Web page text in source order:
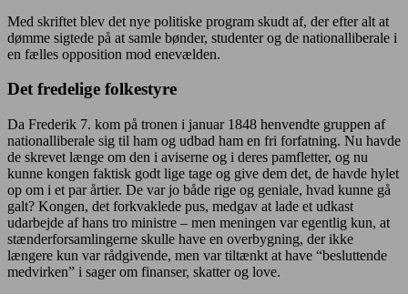
Med skriftet blev det nye politiske program skudt af, der efter alt at
dømme sigtede på at samle bønder, studenter og de nationalliberale i
en fælles opposition mod enevælden.
Det fredelige folkestyre
Da Frederik 7. kom på tronen i januar 1848 henvendte gruppen af
nationalliberale sig til ham og udbad ham en fri forfatning. Nu havde
de skrevet længe om den i aviserne og i deres pamfletter, og nu
kunne kongen faktisk godt lige tage og give dem det, de havde hylet
op om i et par årtier. De var jo både rige og geniale, hvad kunne gå
galt? Kongen, det forkvaklede pus, medgav at lade et udkast
udarbejde af hans tro ministre – men meningen var egentlig kun, at
stænderforsamlingerne skulle have en overbygning, der ikke
længere kun var rådgivende, men var tiltænkt at have “besluttende
medvirken” i sager om finanser, skatter og love.